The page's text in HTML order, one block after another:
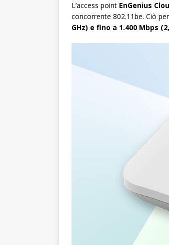
L’access point EnGenius
concorrente 802.11be. Ciò
GHz) e fino a 1.400 Mbps